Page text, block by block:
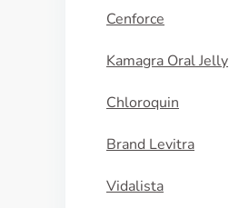
Cenforce
Kamagra Oral Jelly
Chloroquin
Brand Levitra
Vidalista